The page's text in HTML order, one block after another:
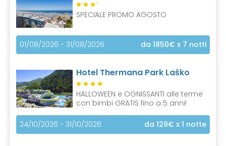
S
SPECIALE PROMO AGOSTO
01/08/2026 - 31/08/2026 da 1850€ x 7 notti
Hotel Thermana Park Laško
HALLOWEEN e OGNISSANTI alle terme
con bimbi GRATIS fino a 5 anni!
24/10/2026 - 31/10/2026 da 129€ x 1 notte